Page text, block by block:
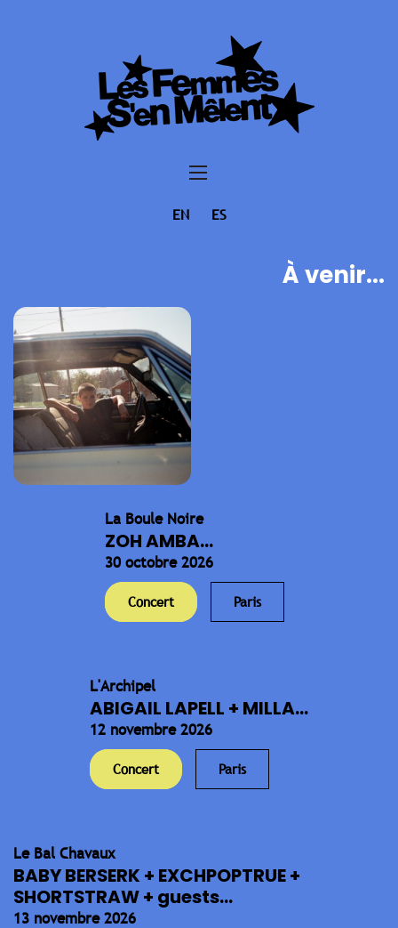
EN ES
À venir...
La Boule Noire
ZOH AMBA...
30 octobre 2026
Concert Paris
L'Archipel
ABIGAIL LAPELL + MILLA...
12 novembre 2026
Concert Paris
Le Bal Chavaux
BABY BERSERK + EXCHPOPTRUE +
SHORTSTRAW + guests...
13 novembre 2026